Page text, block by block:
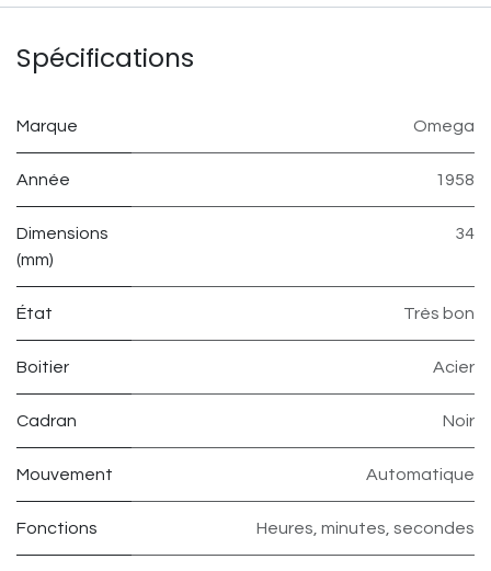
Spécifications
Marque Omega
Année 1958
Dimensions
(mm)
34
État Très bon
Boitier Acier
Cadran Noir
Mouvement Automatique
Fonctions Heures, minutes, secondes